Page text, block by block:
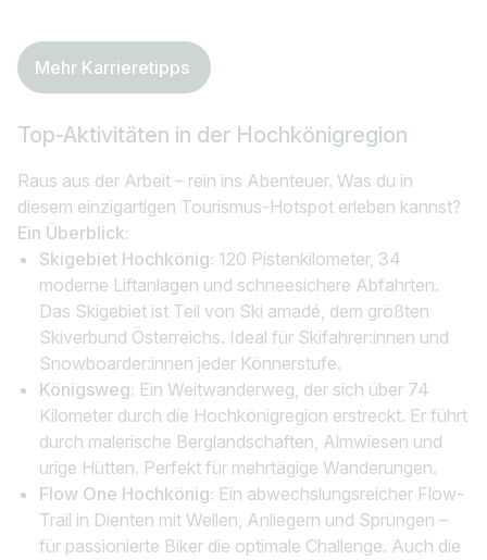
Mehr Karrieretipps
Top-Aktivitäten in der Hochkönigregion
Raus aus der Arbeit – rein ins Abenteuer. Was du in
diesem einzigartigen Tourismus-Hotspot erleben kannst?
Ein Überblick:
Skigebiet Hochkönig: 120 Pistenkilometer, 34
moderne Liftanlagen und schneesichere Abfahrten.
Das Skigebiet ist Teil von Ski amadé, dem größten
Skiverbund Österreichs. Ideal für Skifahrer:innen und
Snowboarder:innen jeder Könnerstufe.
Königsweg: Ein Weitwanderweg, der sich über 74
Kilometer durch die Hochkönigregion erstreckt. Er führt
durch malerische Berglandschaften, Almwiesen und
urige Hütten. Perfekt für mehrtägige Wanderungen.
Flow One Hochkönig: Ein abwechslungsreicher Flow-
Trail in Dienten mit Wellen, Anliegern und Sprüngen –
für passionierte Biker die optimale Challenge. Auch die